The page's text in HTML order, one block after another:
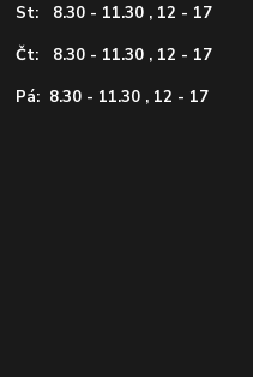
St: 8.30 - 11.30 , 12 - 17
Čt: 8.30 - 11.30 , 12 - 17
Pá: 8.30 - 11.30 , 12 - 17